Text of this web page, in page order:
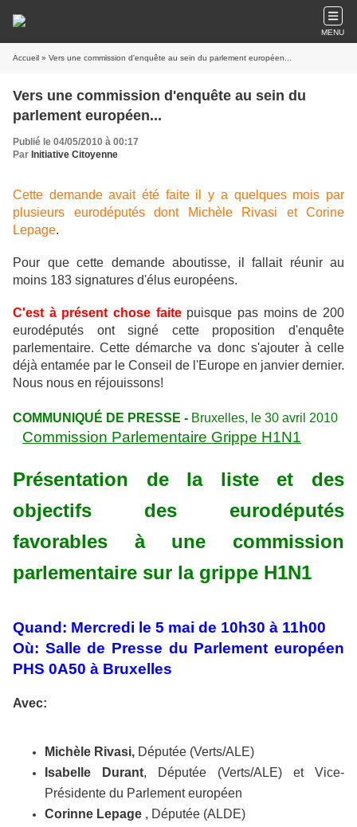
MENU
Accueil » Vers une commission d'enquête au sein du parlement européen...
Vers une commission d'enquête au sein du
parlement européen...
Publié le 04/05/2010 à 00:17
Par Initiative Citoyenne
Cette demande avait été faite il y a quelques mois par
plusieurs eurodéputés dont Michèle Rivasi et Corine
Lepage.
Pour que cette demande aboutisse, il fallait réunir au
moins 183 signatures d'élus européens.
C'est à présent chose faitepuisque pas moins de 200
eurodéputés ont signé cette proposition d'enquête
parlementaire. Cette démarche va donc s'ajouter à celle
déjà entamée par le Conseil de l'Europe en janvier dernier.
Nous nous en réjouissons!
COMMUNIQUÉ DE PRESSE - Bruxelles, le 30 avril 2010
Commission Parlementaire Grippe H1N1
Présentation de la liste et des
objectifs des eurodéputés
favorables à une commission
parlementaire sur la grippe H1N1
Quand: Mercredi le 5 mai de 10h30 à 11h00
Où: Salle de Presse du Parlement européen
PHS 0A50 à Bruxelles
Avec:
Michèle Rivasi, Députée (Verts/ALE)
Isabelle Durant, Députée (Verts/ALE) etVice-
Présidente du Parlement européen
Corinne Lepage , Députée (ALDE)